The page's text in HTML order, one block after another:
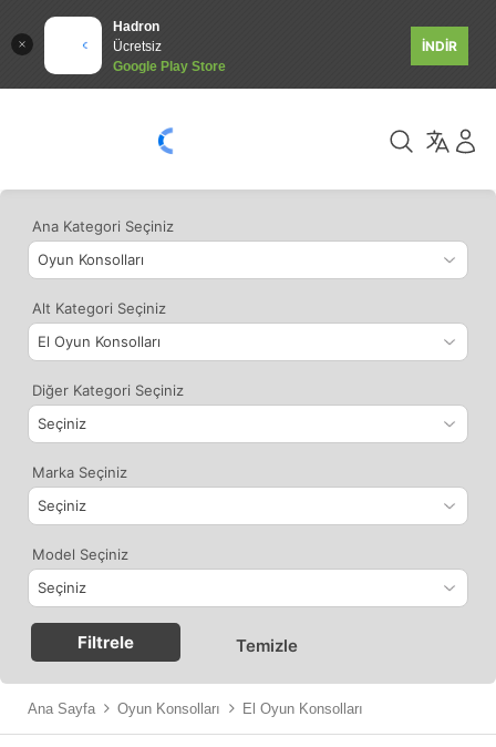
Hadron
Ücretsiz
Google Play Store
İNDİR
Ana Kategori Seçiniz
Alt Kategori Seçiniz
Diğer Kategori Seçiniz
Marka Seçiniz
Model Seçiniz
Filtrele Temizle
Ana Sayfa Oyun Konsolları El Oyun Konsolları